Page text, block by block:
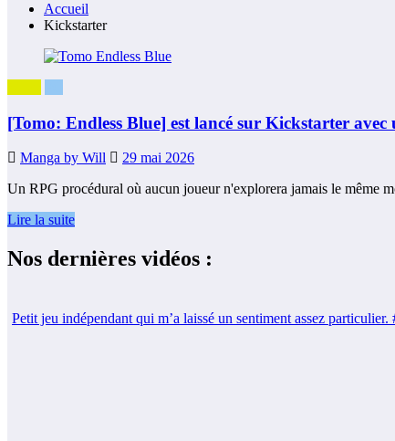
Accueil
Kickstarter
[Tomo: Endless Blue] est lancé sur Kickstarter
Manga by Will
29 mai 2026
Un RPG procédural où aucun joueur n'explorera jamais le
Lire la suite
Nos dernières vidéos :
Petit jeu indépendant qui m’a laissé un sentiment assez